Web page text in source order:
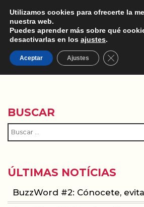
COMENTARIOS
BUSCAR
ÚLTIMAS NOTÍCIAS
BuzzWord #2: Cónocete,
Utilizamos cookies para ofrecerte la
nuestra web.
Puedes aprender más sobre qué
desactivarlas en los ajustes.
Aceptar Ajustes Cerrar el